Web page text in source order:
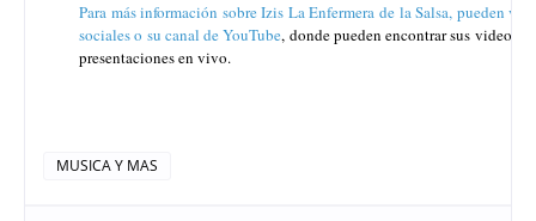
Para más información sobre Izis La Enfermera de la Salsa, pueden
sociales o su canal de YouTube, donde pueden encontrar sus videos
presentaciones en vivo.
MUSICA Y MAS